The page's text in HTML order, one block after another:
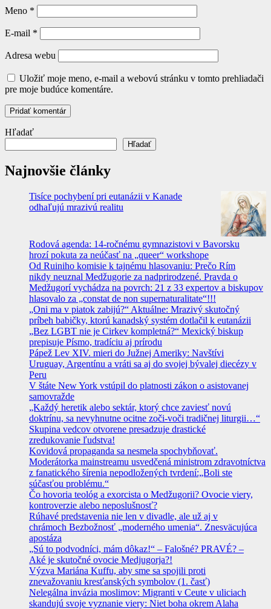
Meno *
E-mail *
Adresa webu
Uložiť moje meno, e-mail a webovú stránku v tomto prehliadači
pre moje budúce komentáre.
Hľadať
Hľadať
Najnovšie články
Tisíce pochybení pri eutanázii v Kanade
odhaľujú mrazivú realitu
Rodová agenda: 14-ročnému gymnazistovi v Bavorsku
hrozí pokuta za neúčasť na „queer“ workshope
Od Ruiniho komisie k tajnému hlasovaniu: Prečo Rím
nikdy neuznal Medžugorie za nadprirodzené. Pravda o
Medžugorí vychádza na povrch: 21 z 33 expertov a biskupov
hlasovalo za „constat de non supernaturalitate“!!!
„Oni ma v piatok zabijú?“ Aktuálne: Mrazivý skutočný
príbeh babičky, ktorú kanadský systém dotlačil k eutanázii
„Bez LGBT nie je Cirkev kompletná?“ Mexický biskup
prepisuje Písmo, tradíciu aj prírodu
Pápež Lev XIV. mieri do Južnej Ameriky: Navštívi
Uruguay, Argentínu a vráti sa aj do svojej bývalej diecézy v
Peru
V štáte New York vstúpil do platnosti zákon o asistovanej
samovražde
„Každý heretik alebo sektár, ktorý chce zaviesť novú
doktrínu, sa nevyhnutne ocitne zoči-voči tradičnej liturgii…“
Skupina vedcov otvorene presadzuje drastické
zredukovanie ľudstva!
Kovidová propaganda sa nesmela spochybňovať.
Moderátorka mainstreamu usvedčená ministrom zdravotníctva
z fanatického šírenia nepodložených tvrdení:„Boli ste
súčasťou problému.“
Čo hovoria teológ a exorcista o Medžugorii? Ovocie viery,
kontroverzie alebo neposlušnosť?
Rúhavé predstavenia nie len v divadle, ale už aj v
chrámoch Bezbožnosť „moderného umenia“. Znesväcujúca
apostáza
„Sú to podvodníci, mám dôkaz!“ – Falošné? PRAVÉ? –
Aké je skutočné ovocie Medjugorja?!
Výzva Mariána Kuffu, aby sme sa spojili proti
znevažovaniu kresťanských symbolov (1. časť)
Nelegálna invázia moslimov: Migranti v Ceute v uliciach
skandujú svoje vyznanie viery: Niet boha okrem Alaha